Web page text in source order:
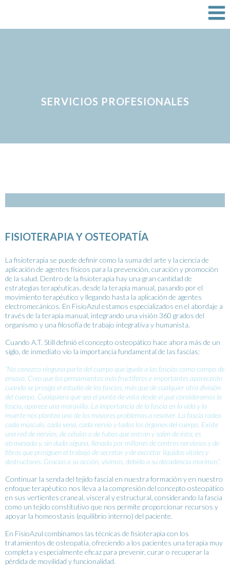
contenido
SERVICIOS PROFESIONALES
FISIOTERAPIA Y OSTEOPATÍA
La fisioterapia se puede definir como la suma del arte y la ciencia de
aplicación de agentes físicos para la prevención, curación y promoción
de la salud. Dentro de la fisioterapia hay una gran cantidad de
estrategias terapéuticas, desde la terapia manual, pasando por el
movimiento terapéutico y llegando hasta la aplicación de agentes
electromecánicos. En FisioAzul estamos especializados en el abordaje a
través de la terapia manual, integrando una visión 360 grados del
organismo y una filosofía de trabajo integrativa y humanista.
Cuando A.T. Still definió el concepto osteopático hace ahora más de un
siglo, de inmediato vio la importancia fundamental de las fascias:
“No conozco ninguna parte del cuerpo que iguale a las fascias como campo de
ensayo. Creo que los pensamientos más fructíferos e importantes aparecerán
cuando se prosiga el estudio de las fascias, más que de cualquier otra división
del cuerpo. Cualquiera que sea el punto de vista desde el que consideramos la
fascia, aparece una maravilla. La importancia de la fascia en la vida y la
muerte nos plantea uno de los mayores problemas a resolver. La fascia rodea
cada músculo, cada vena, cada nervio y todos los órganos del cuerpo. Existe
una red de nervios, de células o de tubos que entran y salen de ésta; es
atravesada y, sin duda alguna, llenada por millones de centros nerviosos y de
fibras que prosiguen el trabajo de secretar y de excretar líquidos vitales y
destructores. Gracias a su acción, vivimos, debido a su decadencia morimos”.
Continuar la senda del tejido fascial en nuestra formación y en nuestro
enfoque terapéutico nos lleva a la compresión del concepto osteopático
en sus vertientes craneal, visceral y estructural, considerando la fascia
como un tejido constitutivo que nos permite proporcionar recursos y
apoyar la homeostasis (equilibrio interno) del paciente.
En FisioAzul combinamos las técnicas de fisioterapia con los
tratamientos de osteopatía, ofreciendo a los pacientes una terapia muy
completa y especialmente eficaz para prevenir, curar o recuperar la
pérdida de movilidad y funcionalidad.